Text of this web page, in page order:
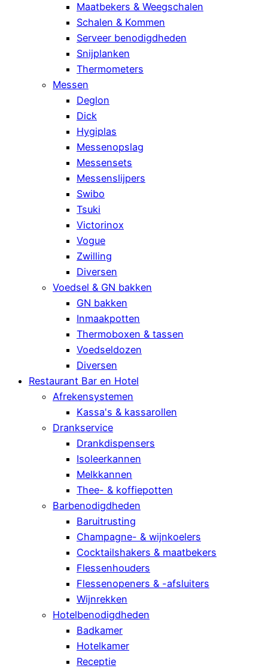
Maatbekers & Weegschalen
Schalen & Kommen
Serveer benodigdheden
Snijplanken
Thermometers
Messen
Deglon
Dick
Hygiplas
Messenopslag
Messensets
Messenslijpers
Swibo
Tsuki
Victorinox
Vogue
Zwilling
Diversen
Voedsel & GN bakken
GN bakken
Inmaakpotten
Thermoboxen & tassen
Voedseldozen
Diversen
Restaurant Bar en Hotel
Afrekensystemen
Kassa's & kassarollen
Drankservice
Drankdispensers
Isoleerkannen
Melkkannen
Thee- & koffiepotten
Barbenodigdheden
Baruitrusting
Champagne- & wijnkoelers
Cocktailshakers & maatbekers
Flessenhouders
Flessenopeners & -afsluiters
Wijnrekken
Hotelbenodigdheden
Badkamer
Hotelkamer
Receptie